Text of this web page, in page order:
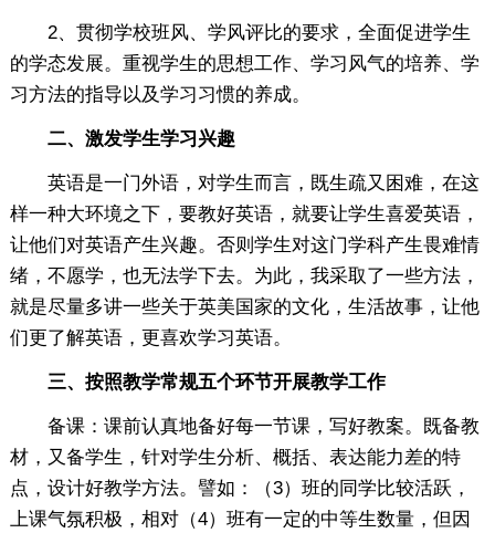
2、贯彻学校班风、学风评比的要求，全面促进学生
的学态发展。重视学生的思想工作、学习风气的培养、学
习方法的指导以及学习习惯的养成。
二、激发学生学习兴趣
英语是一门外语，对学生而言，既生疏又困难，在这
样一种大环境之下，要教好英语，就要让学生喜爱英语，
让他们对英语产生兴趣。否则学生对这门学科产生畏难情
绪，不愿学，也无法学下去。为此，我采取了一些方法，
就是尽量多讲一些关于英美国家的文化，生活故事，让他
们更了解英语，更喜欢学习英语。
三、按照教学常规五个环节开展教学工作
备课：课前认真地备好每一节课，写好教案。既备教
材，又备学生，针对学生分析、概括、表达能力差的特
点，设计好教学方法。譬如：（3）班的同学比较活跃，
上课气氛积极，相对（4）班有一定的中等生数量，但因